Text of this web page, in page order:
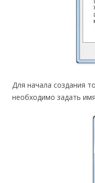
Для начала создания
необходимо задать